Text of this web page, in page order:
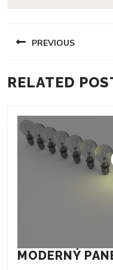
PROPREVIOUS
post:
RELATED
MODERNÝ